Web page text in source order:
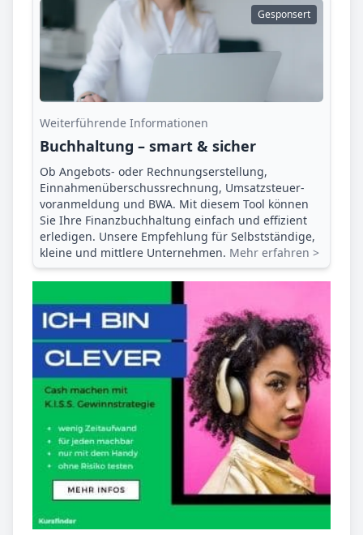
Gesponsert
Weiterführende Informationen
Buchhaltung – smart & sicher
Ob Angebots- oder Rechnungserstellung,
Einnahmenüberschuss­rechnung, Umsatzsteuer­
voranmeldung und BWA. Mit diesem Tool können
Sie Ihre Finanz­buchhaltung einfach und effizient
erledigen. Unsere Empfehlung für Selbstständige,
kleine und mittlere Unternehmen. Mehr erfahren >